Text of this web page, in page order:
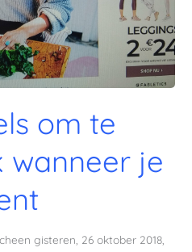
om te
wanneer je
gisteren, 26 oktober 2018,